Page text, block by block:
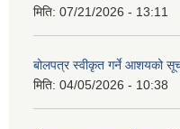
मिति: 07/21/2026 - 13:11
बोलपत्र स्वीकृत गर्ने आशयको
मिति: 04/05/2026 - 10:38